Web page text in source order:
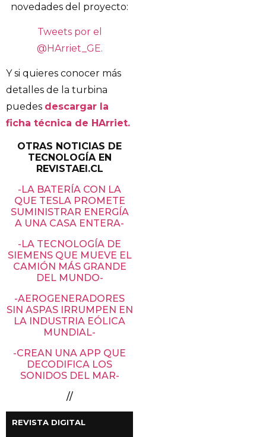
novedades del proyecto:
Tweets por el
@HArriet_GE.
Y si quieres conocer más
detalles de la turbina
puedes descargar la
ficha técnica de HArriet.
OTRAS NOTICIAS DE
TECNOLOGÍA EN
REVISTAEI.CL
-LA BATERÍA CON LA
QUE TESLA PROMETE
SUMINISTRAR ENERGÍA
A UNA CASA ENTERA-
-LA TECNOLOGÍA DE
SIEMENS QUE MUEVE EL
CAMIÓN MÁS GRANDE
DEL MUNDO-
-AEROGENERADORES
SIN ASPAS IRRUMPEN EN
LA INDUSTRIA EÓLICA
MUNDIAL-
-CREAN UNA APP QUE
DECODIFICA LOS
SONIDOS DEL MAR-
//
REVISTA DIGITAL